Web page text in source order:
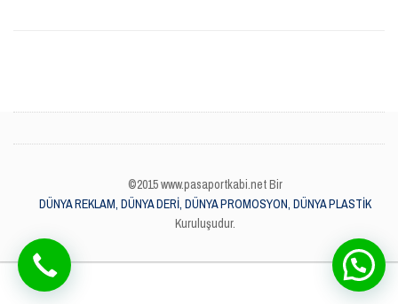
©2015 www.pasaportkabi.net Bir
DÜNYA REKLAM, DÜNYA DERİ, DÜNYA PROMOSYON, DÜNYA PLASTİK
Kuruluşudur.